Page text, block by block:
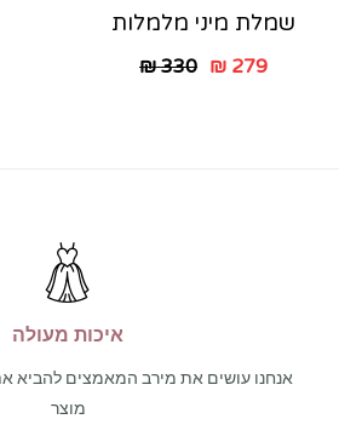
שמלת מיני מלמלות
₪330 ₪279
איכות מעולה
אנחנו עושים את מירב המאמצים להביא
מוצר